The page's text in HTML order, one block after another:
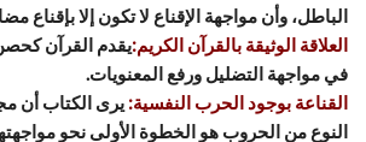
الباطل، وأن مواجهة الإقناع لا تكون إلا بإقناع
العلاقة الوثيقة بالقرآن الكريم:يقدم القرآن
في مواجهة التضليل ورفع المعنويات.
القناعة بوجود الحرب النفسية: يرى الكتاب أن
النوع من الحروب هو الخطوة الأولى نحو